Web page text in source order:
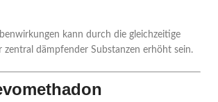
kann durch die gleichzeitige
zentral dämpfender Substanzen erhöht sein.